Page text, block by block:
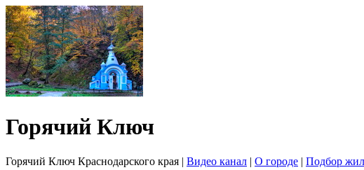
Горячий Ключ
Горячий Ключ Краснодарского края | Видео канал | О городе | Подбор